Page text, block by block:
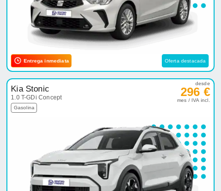
Entrega inmediata Oferta destacada
Kia Stonic
1.0 T-GDi Concept
Gasolina
desde
296 €
mes / IVA incl.